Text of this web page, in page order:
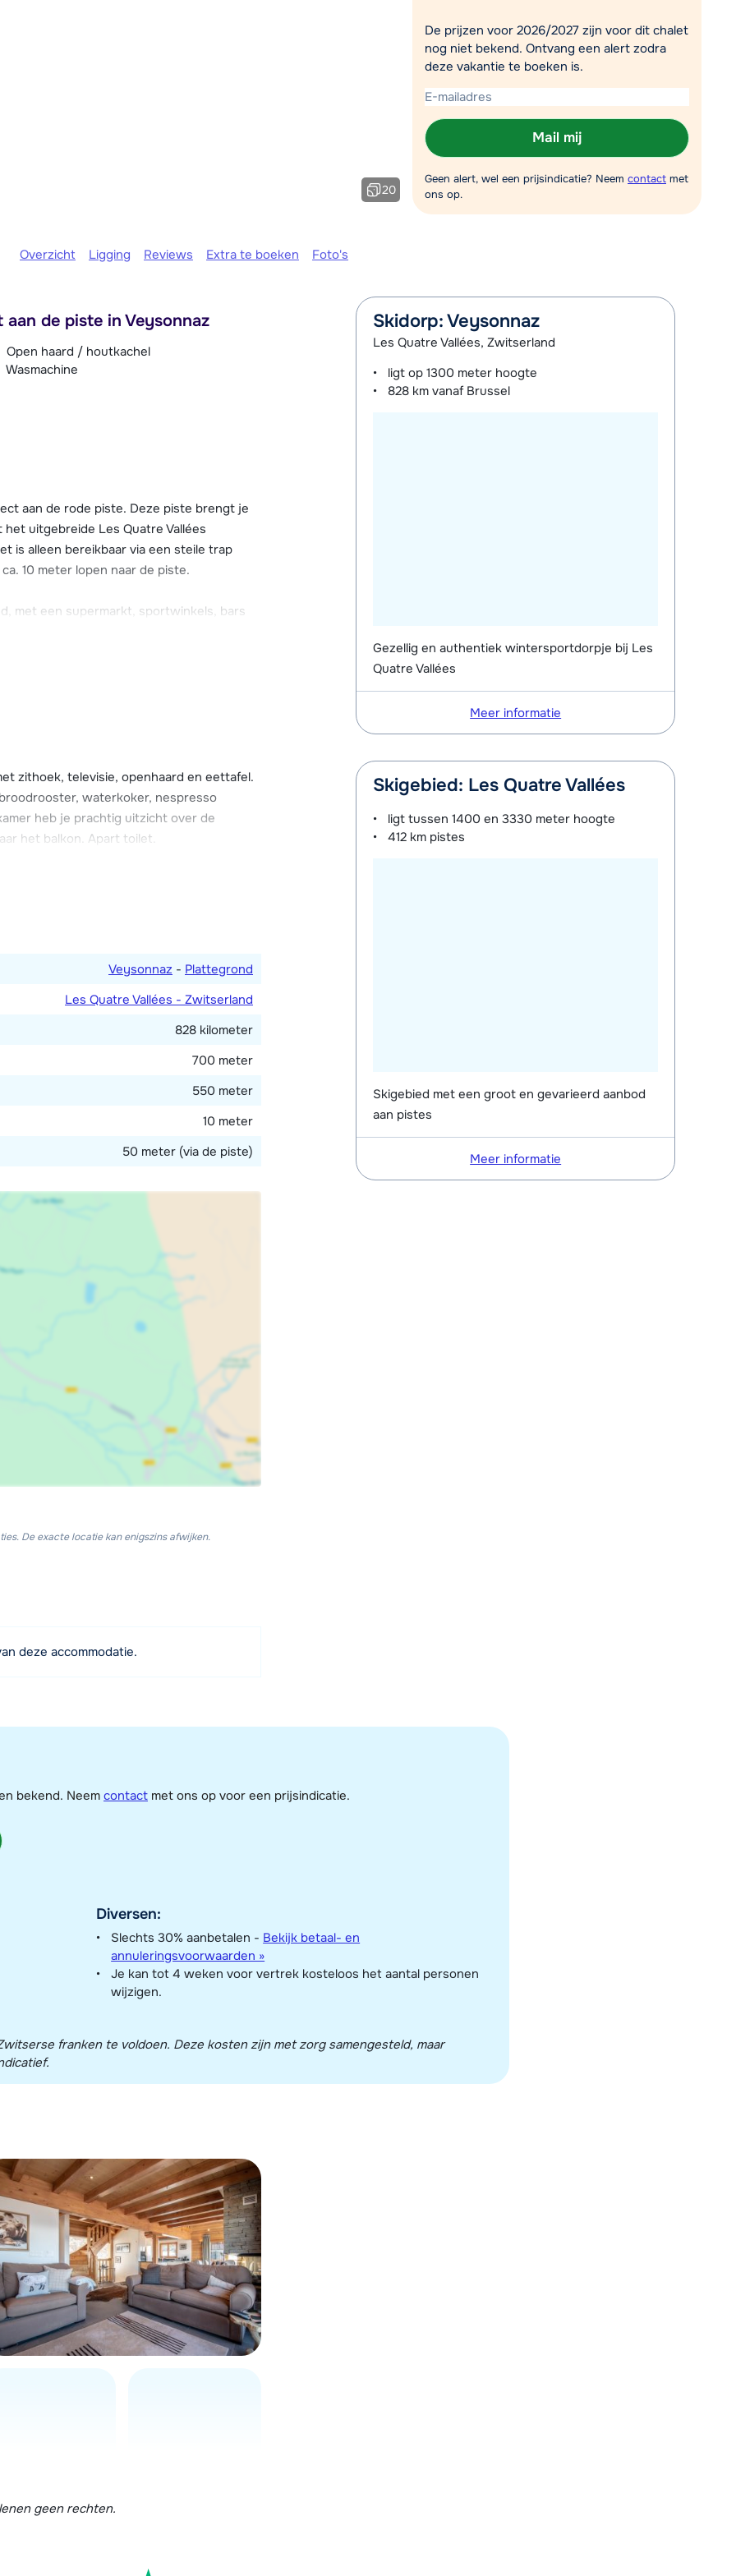
Plan een terugbelverzoek
Morgen om 09:00 uur weer beschikbaar:
Bel ons via 03 3037838
20
De prijzen voor 2026/2027 zijn voor dit chalet
nog niet bekend. Ontvang een alert zodra
deze vakantie te boeken is.
Mail mij
Geen alert, wel een prijsindicatie? Neem contact met
ons op.
Overzicht Ligging Reviews Extra te boeken Foto's
de piste in Veysonnaz
Open haard / houtkachel
Wasmachine
aan de rode piste. Deze piste brengt je
uitgebreide Les Quatre Vallées
is alleen bereikbaar via een steile trap
10 meter lopen naar de piste.
met een supermarkt, sportwinkels, bars
van de cabinelift vind je de skischool
over de bergwereld en heeft een
beschikt het chalet over Wi-Fi, een
waarvan één in de garage, hier
zithoek, televisie, openhaard en eettafel.
waterkoker, nespresso
heb je prachtig uitzicht over de
het balkon. Apart toilet.
met ieder een 2-persoonsbed en één
2-persoonsbed). De vierde slaapkamer
douche en toilet. Op deze verdieping vind
Veysonnaz - Plattegrond
Les Quatre Vallées - Zwitserland
828 kilometer
700 meter
550 meter
10 meter
50 meter (via de piste)
De exacte locatie kan enigszins afwijken.
deze accommodatie.
bekend. Neem contact met ons op voor een prijsindicatie.
Diversen:
Slechts 30% aanbetalen - Bekijk betaal- en
annuleringsvoorwaarden »
Je kan tot 4 weken voor vertrek kosteloos het aantal personen
wijzigen.
franken te voldoen. Deze kosten zijn met zorg samengesteld, maar
geen rechten.
Skidorp: Veysonnaz
Les Quatre Vallées, Zwitserland
ligt op1300 meter hoogte
828 km vanaf Brussel
Gezellig en authentiek wintersportdorpje bij Les
Quatre Vallées
Meer informatie
Skigebied: Les Quatre Vallées
ligt tussen1400 en 3330 meter hoogte
412 km pistes
Skigebied met een groot en gevarieerd aanbod
aan pistes
Meer informatie